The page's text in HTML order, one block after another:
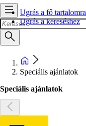
Ugrás a fő tartalomra
Ugrás a kereséshez
Speciális ajánlatok
Speciális ajánlatok